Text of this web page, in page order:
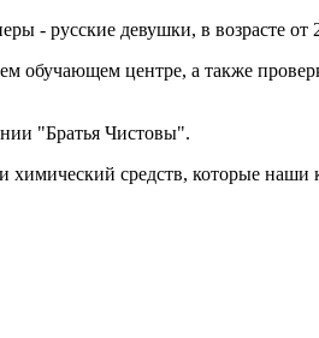
- русские девушки, в возрасте от
центре, а также
"Братья Чистовы".
средств, которые наши